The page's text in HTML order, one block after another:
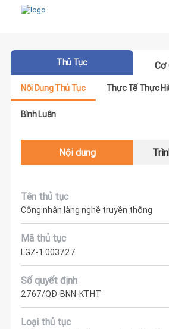
Thủ Tục Cơ
Nội Dung Thủ Tục Thực Tế Thực
Bình Luận
Nội dung
Tên thủ tục
Công nhận làng nghề truyền thống
Mã thủ tục
LGZ-1.003727
Số quyết định
2767/QĐ-BNN-KTHT
Loại thủ tục